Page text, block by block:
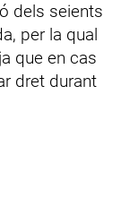
dels seients
per la qual
que en cas
dret durant